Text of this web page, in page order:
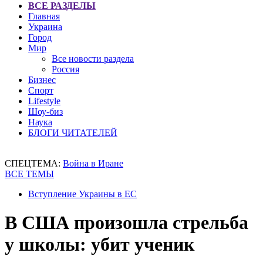
ВСЕ РАЗДЕЛЫ
Главная
Украина
Город
Мир
Все новости раздела
Россия
Бизнес
Спорт
Lifestyle
Шоу-биз
Наука
БЛОГИ ЧИТАТЕЛЕЙ
СПЕЦТЕМА: Война в Иране
ВСЕ ТЕМЫ
Вступление Украины в ЕС
В США произошла стрельба
у школы: убит ученик